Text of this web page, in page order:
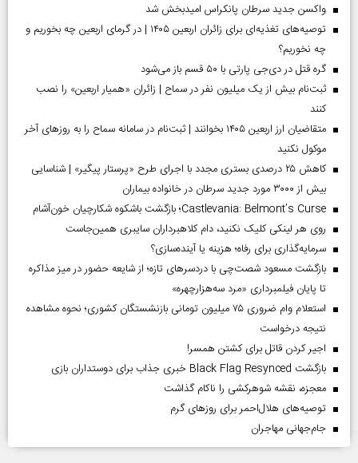
واکسن جدید سرطان پانکراس امیدبخش شد
توصیه‌های تغذیه‌ای برای زائران اربعین ۱۴۰۵ | در گرمای اربعین چه بخوریم و
چه نخوریم؟
گره قتل در دی‌جی پارتی با ۵۰ قسم باز می‌شود
ثبت‌نام بیش از یک میلیون نفر در سماح | زائران «همیار اربعین» را نصب
کنند
متقاضیان ارز اربعین ۱۴۰۵ بخوانند | ثبت‌نام در سامانه سماح را به روز‌های آخر
موکول نکنید
کاهش ۲۵ درصدی بستری مجدد با اجرای طرح «پرستار پیگیر» | شناسایی
بیش از ۳۰۰۰ مورد جدید سرطان در خانواده بیماران
Castlevania: Belmont’s Curse؛ بازگشت باشکوه شکارچیان خون‌آشام
روی هر لینکی کلیک نکنید، دام کلاهبرداران سایبری همین‌جاست
سرمایه‌گذاری برای رفاه؛ هزینه یا آینده‌سازی؟
بازگشت مسعود شصت‌چی با دردسر‌های تازه؛ از شایعه حضور در میز مذاکره
تا پایان فیلمبرداری «مرد سه‌هزارچهره»
استعلام وام ضروری ۷۵ میلیون تومانی بازنشستگان کشوری؛ نحوه مشاهده
نتیجه درخواست
اجیر کردن قاتل برای کشتن همسر!
بازگشت Black Flag Resynced خبری جذاب برای دوستداران بازی
معجزه، نقشه شوهرکشی را ناکام گذاشت
توصیه‌های هلال‌احمر برای روز‌های گرم
جام‌جهانی مهاجران